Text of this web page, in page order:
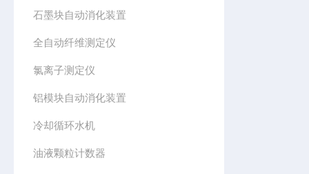
石墨块自动消化装置
全自动纤维测定仪
氯离子测定仪
铝模块自动消化装置
冷却循环水机
油液颗粒计数器